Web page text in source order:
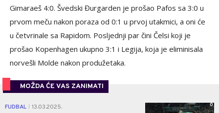
Gimaraeš 4:0. Švedski Đurgarden je prošao Pafos sa 3:0 u
prvom meču nakon poraza od 0:1 u prvoj utakmici, a oni će
u četvrinale sa Rapidom. Posljednji par čini Čelsi koji je
prošao Kopenhagen ukupno 3:1 i Legija, koja je eliminisala
norvešli Molde nakon produžetaka.
MOŽDA ĆE VAS ZANIMATI
FUDBAL 13.03.2025. 0